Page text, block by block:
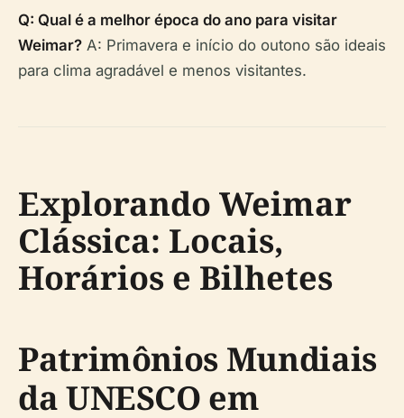
Q: Qual é a melhor época do ano para visitar
Weimar? A: Primavera e início do outono são ideais
para clima agradável e menos visitantes.
Explorando Weimar
Clássica: Locais,
Horários e Bilhetes
Patrimônios Mundiais
da UNESCO em